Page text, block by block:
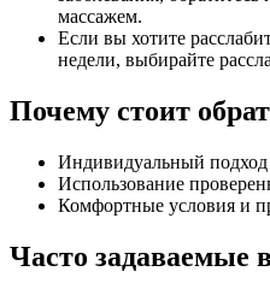
массажем.
Если вы хотите
недели, выбирайте
Почему стоит
Индивидуальный подход
Использование
Комфортные условия и
Часто задаваемые